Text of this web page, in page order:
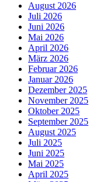
August 2026
Juli 2026
Juni 2026
Mai 2026
April 2026
März 2026
Februar 2026
Januar 2026
Dezember 2025
November 2025
Oktober 2025
September 2025
August 2025
Juli 2025
Juni 2025
Mai 2025
April 2025